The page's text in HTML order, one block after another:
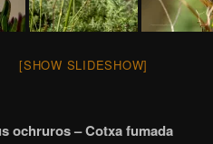
[SHOW SLIDESHOW]
ochruros – Cotxa fumada